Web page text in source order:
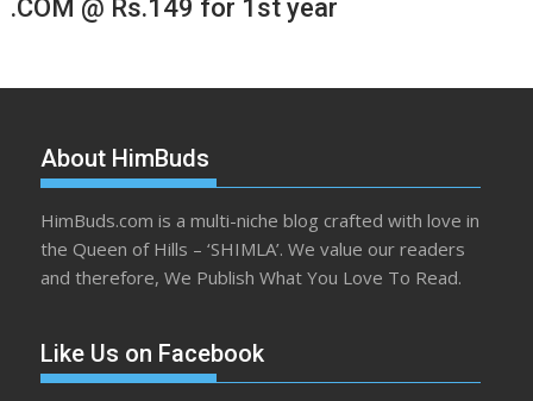
.COM @ Rs.149 for 1st year
About HimBuds
HimBuds.com is a multi-niche blog crafted with love in
the Queen of Hills – ‘SHIMLA’. We value our readers
and therefore, We Publish What You Love To Read.
Like Us on Facebook